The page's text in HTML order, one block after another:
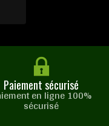
Paiement sécurisé
en ligne 100%
sécurisé